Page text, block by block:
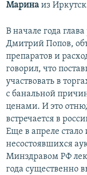
Марина из
В начале года
Дмитрий Попов,
препаратов и
говорил, что
участвовать в
с банальной
ценами. И это
встречается в
Еще в апреле стало
несостоявшихся
Минздравом РФ
года существенно